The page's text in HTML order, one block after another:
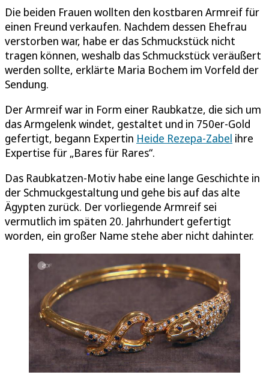
Die beiden Frauen wollten den kostbaren Armreif für
einen Freund verkaufen. Nachdem dessen Ehefrau
verstorben war, habe er das Schmuckstück nicht
tragen können, weshalb das Schmuckstück veräußert
werden sollte, erklärte Maria Bochem im Vorfeld der
Sendung.
Der Armreif war in Form einer Raubkatze, die sich um
das Armgelenk windet, gestaltet und in 750er-Gold
gefertigt, begann Expertin Heide Rezepa-Zabel ihre
Expertise für „Bares für Rares“.
Das Raubkatzen-Motiv habe eine lange Geschichte in
der Schmuckgestaltung und gehe bis auf das alte
Ägypten zurück. Der vorliegende Armreif sei
vermutlich im späten 20. Jahrhundert gefertigt
worden, ein großer Name stehe aber nicht dahinter.